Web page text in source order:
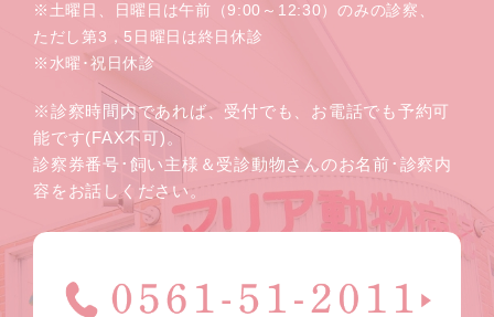
※土曜日、日曜日は午前（9:00～12:30）のみの診察、
ただし第3，5日曜日は終日休診
※水曜･祝日休診
※診察時間内であれば、受付でも、お電話でも予約可
能です(FAX不可)。
診察券番号･飼い主様＆受診動物さんのお名前･診察内
容をお話しください。